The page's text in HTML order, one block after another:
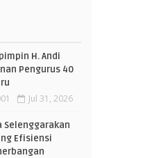
H. Andi
Pengurus 40
Jul 31, 2026
Selenggarakan
Efisiensi